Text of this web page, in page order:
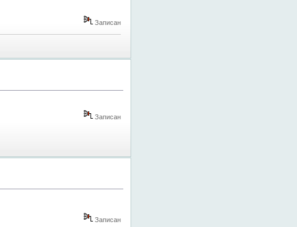
Записан
Записан
Записан